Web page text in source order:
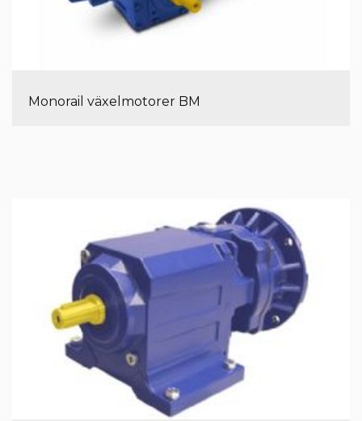
Monorail växelmotorer BM